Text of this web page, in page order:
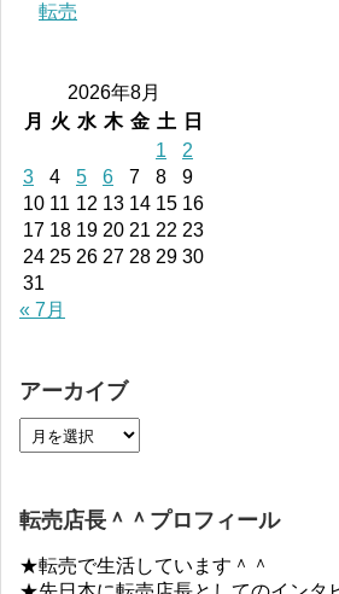
転売
2026年8月
月
火 水 木 金 土
日
1
2
3
4 5 6 7 8
9
10 11 12 13 14 15 16
17 18 19 20 21 22 23
24 25 26 27 28 29 30
31
« 7月
アーカイブ
転売店長＾＾プロフィール
★転売で生活しています＾＾